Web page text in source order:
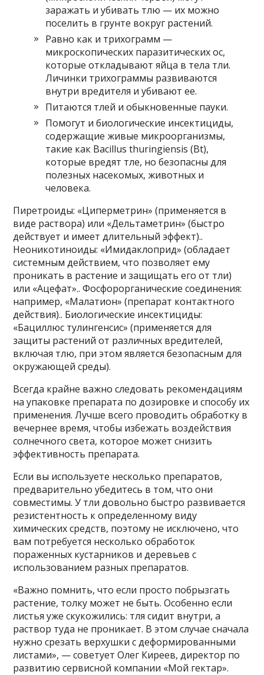
заражать и убивать тлю — их можно
поселить в грунте вокруг растений.
Равно как и трихограмм —
микроскопических паразитических ос,
которые откладывают яйца в тела тли.
Личинки трихограммы развиваются
внутри вредителя и убивают ее.
Питаются тлей и обыкновенные пауки.
Помогут и биологические инсектициды,
содержащие живые микроорганизмы,
такие как Bacillus thuringiensis (Bt),
которые вредят тле, но безопасны для
полезных насекомых, животных и
человека.
Пиретроиды: «Циперметрин» (применяется в
виде раствора) или «Дельтаметрин» (быстро
действует и имеет длительный эффект)..
Неоникотиноиды: «Имидаклоприд» (обладает
системным действием, что позволяет ему
проникать в растение и защищать его от тли)
или «Ацефат».. Фосфорорганические соединения:
например, «Малатион» (препарат контактного
действия).. Биологические инсектициды:
«Бациллюс тулингенсис» (применяется для
защиты растений от различных вредителей,
включая тлю, при этом является безопасным для
окружающей среды).
Всегда крайне важно следовать рекомендациям
на упаковке препарата по дозировке и способу их
применения. Лучше всего проводить обработку в
вечернее время, чтобы избежать воздействия
солнечного света, которое может снизить
эффективность препарата.
Если вы используете несколько препаратов,
предварительно убедитесь в том, что они
совместимы. У тли довольно быстро развивается
резистентность к определенному виду
химических средств, поэтому не исключено, что
вам потребуется несколько обработок
пораженных кустарников и деревьев с
использованием разных препаратов.
«Важно помнить, что если просто побрызгать
растение, толку может не быть. Особенно если
листья уже скукожились: тля сидит внутри, а
раствор туда не проникает. В этом случае сначала
нужно срезать верхушки с деформированными
листами», — советует Олег Киреев, директор по
развитию сервисной компании «Мой гектар».